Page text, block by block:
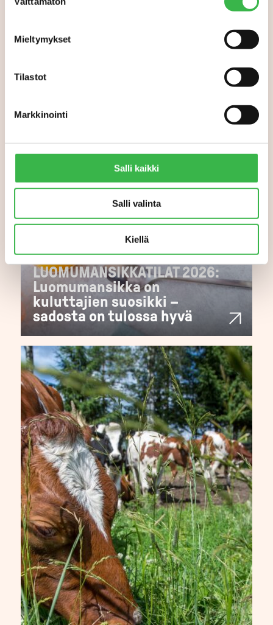
valinta
Mieltymykset
Tilastot
Markkinointi
Salli kaikki
Salli valinta
Kiellä
LUOMUMANSIKKATILAT 2026:
Luomumansikka on
kuluttajien suosikki –
sadosta on tulossa hyvä